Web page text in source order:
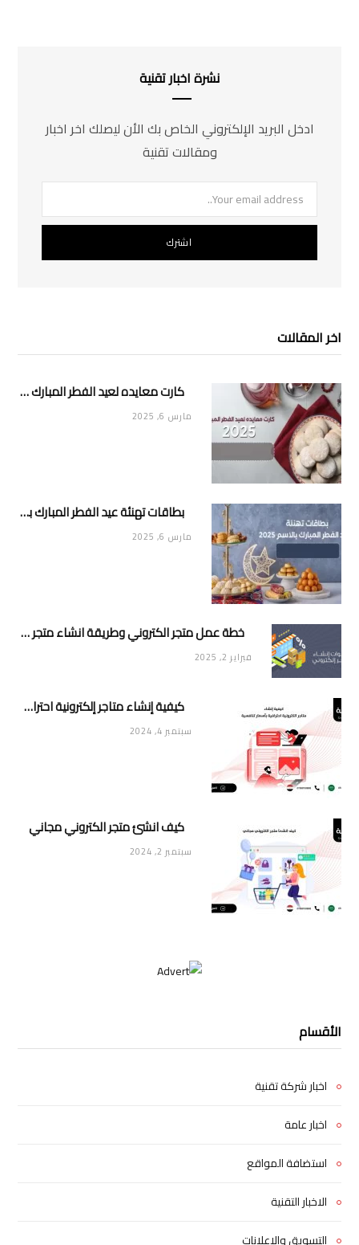
نشرة اخبار تقنية
ادخل البريد الإلكتروني الخاص بك الأن ليصلك اخر اخبار
ومقالات تقنية
اخر المقالات
كارت معايده لعيد الفطر المبارك 2025
مارس 6, 2025
بطاقات تهنئة عيد الفطر المبارك بالاسم 2025
مارس 6, 2025
خطة عمل متجر الكتروني وطريقة انشاء متجر خاص ناجح ومميز
فبراير 2, 2025
كيفية إنشاء متاجر إلكترونية احترافية بأسعار تنافسية
سبتمبر 4, 2024
كيف انشئ متجر الكتروني مجاني
سبتمبر 2, 2024
الأقسام
اخبار شركة تقنية
اخبار عامة
استضافة المواقع
الاخبار التقنية
التسويق والإعلانات